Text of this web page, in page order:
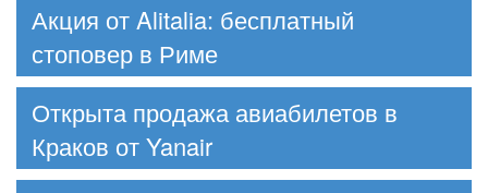
Акция от Alitalia: бесплатный
стоповер в Риме
Открыта продажа авиабилетов в
Краков от Yanair